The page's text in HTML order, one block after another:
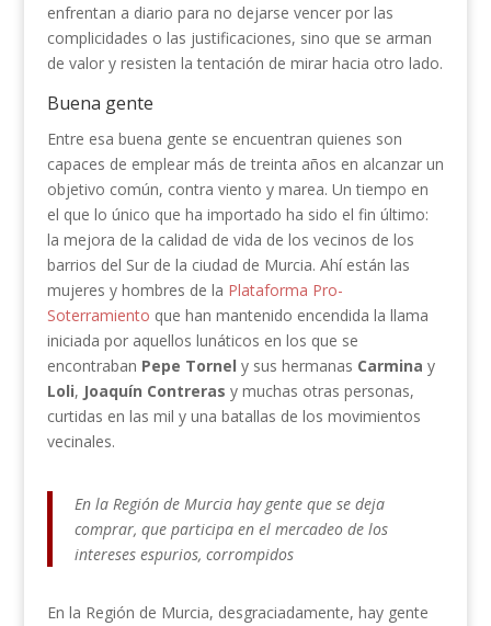
enfrentan a diario para no dejarse vencer por las
complicidades o las justificaciones, sino que se arman
de valor y resisten la tentación de mirar hacia otro lado.
Buena gente
Entre esa buena gente se encuentran quienes son
capaces de emplear más de treinta años en alcanzar un
objetivo común, contra viento y marea. Un tiempo en
el que lo único que ha importado ha sido el fin último:
la mejora de la calidad de vida de los vecinos de los
barrios del Sur de la ciudad de Murcia. Ahí están las
mujeres y hombres de la Plataforma Pro-
Soterramiento que han mantenido encendida la llama
iniciada por aquellos lunáticos en los que se
encontraban Pepe Tornel y sus hermanas Carmina y
Loli, Joaquín Contreras y muchas otras personas,
curtidas en las mil y una batallas de los movimientos
vecinales.
En la Región de Murcia hay gente que se deja
comprar, que participa en el mercadeo de los
intereses espurios, corrompidos
En la Región de Murcia, desgraciadamente, hay gente